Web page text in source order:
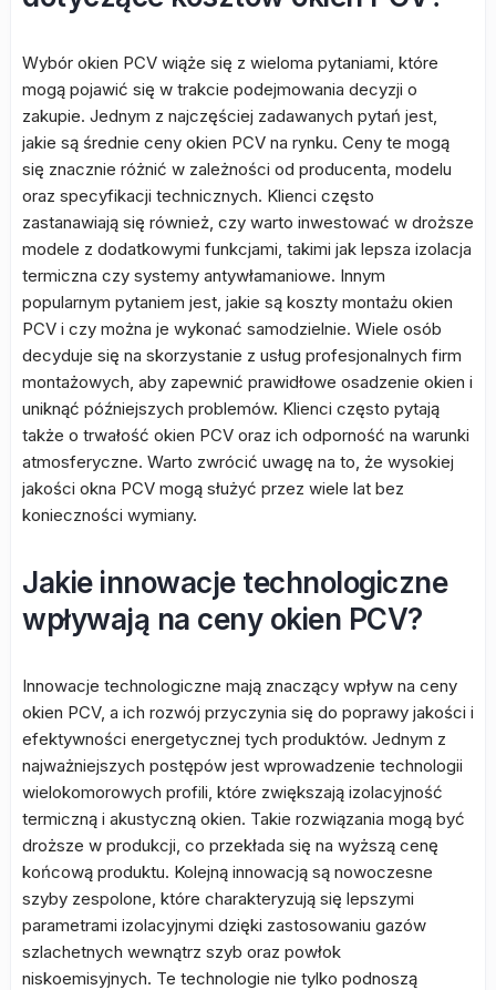
Wybór okien PCV wiąże się z wieloma pytaniami, które
mogą pojawić się w trakcie podejmowania decyzji o
zakupie. Jednym z najczęściej zadawanych pytań jest,
jakie są średnie ceny okien PCV na rynku. Ceny te mogą
się znacznie różnić w zależności od producenta, modelu
oraz specyfikacji technicznych. Klienci często
zastanawiają się również, czy warto inwestować w droższe
modele z dodatkowymi funkcjami, takimi jak lepsza izolacja
termiczna czy systemy antywłamaniowe. Innym
popularnym pytaniem jest, jakie są koszty montażu okien
PCV i czy można je wykonać samodzielnie. Wiele osób
decyduje się na skorzystanie z usług profesjonalnych firm
montażowych, aby zapewnić prawidłowe osadzenie okien i
uniknąć późniejszych problemów. Klienci często pytają
także o trwałość okien PCV oraz ich odporność na warunki
atmosferyczne. Warto zwrócić uwagę na to, że wysokiej
jakości okna PCV mogą służyć przez wiele lat bez
konieczności wymiany.
Jakie innowacje technologiczne
wpływają na ceny okien PCV?
Innowacje technologiczne mają znaczący wpływ na ceny
okien PCV, a ich rozwój przyczynia się do poprawy jakości i
efektywności energetycznej tych produktów. Jednym z
najważniejszych postępów jest wprowadzenie technologii
wielokomorowych profili, które zwiększają izolacyjność
termiczną i akustyczną okien. Takie rozwiązania mogą być
droższe w produkcji, co przekłada się na wyższą cenę
końcową produktu. Kolejną innowacją są nowoczesne
szyby zespolone, które charakteryzują się lepszymi
parametrami izolacyjnymi dzięki zastosowaniu gazów
szlachetnych wewnątrz szyb oraz powłok
niskoemisyjnych. Te technologie nie tylko podnoszą